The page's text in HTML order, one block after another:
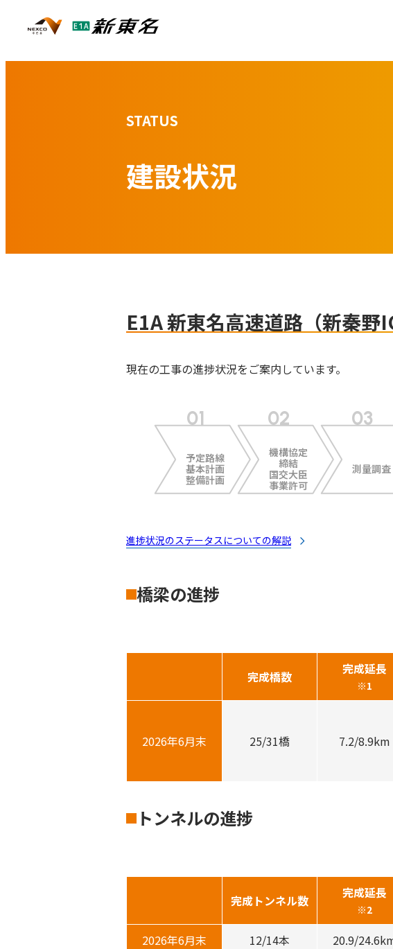
STATUS
建設状況
E1A 新東名高速道路（新秦
現在の工事の進捗状況をご案内しています。
予定路線
基本計画
整備計画
機構協定
締結
国交大臣
事業許可
測量調査
進捗状況のステータスについての解説
橋梁の進捗
完成橋数 完成延長
※1
2026年6月末 25/31橋 7.2/8.9km
トンネルの進捗
完成トンネル数 完成延長
※2
2026年6月末 12/14本 20.9/